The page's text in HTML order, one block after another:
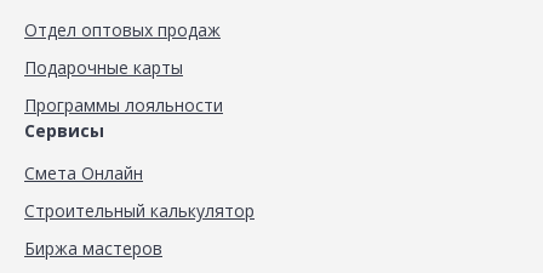
Отдел оптовых продаж
Подарочные карты
Программы лояльности
Сервисы
Смета Онлайн
Строительный калькулятор
Биржа мастеров